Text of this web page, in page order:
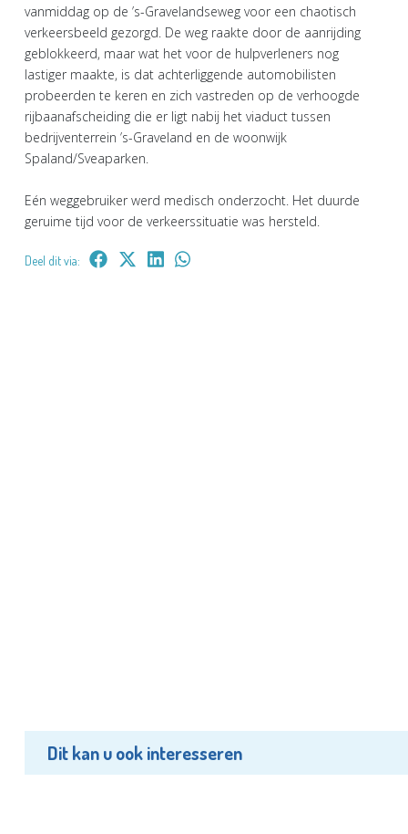
vanmiddag op de ’s-Gravelandseweg voor een chaotisch
verkeersbeeld gezorgd. De weg raakte door de aanrijding
geblokkeerd, maar wat het voor de hulpverleners nog
lastiger maakte, is dat achterliggende automobilisten
probeerden te keren en zich vastreden op de verhoogde
rijbaanafscheiding die er ligt nabij het viaduct tussen
bedrijventerrein ’s-Graveland en de woonwijk
Spaland/Sveaparken.
Eén weggebruiker werd medisch onderzocht. Het duurde
geruime tijd voor de verkeerssituatie was hersteld.
Deel dit via:
Dit kan u ook interesseren